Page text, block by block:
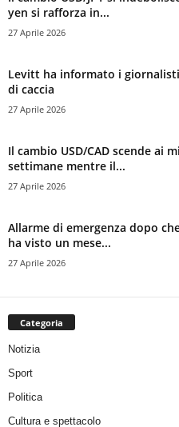
yen si rafforza in...
27 Aprile 2026
Levitt ha informato i
di caccia
27 Aprile 2026
Il cambio USD/CAD scende ai
settimane mentre il...
27 Aprile 2026
Allarme di emergenza dopo
ha visto un mese...
27 Aprile 2026
Categoria
Notizia
Sport
Politica
Cultura e spettacolo